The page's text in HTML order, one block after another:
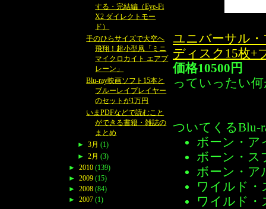
ユニバーサル
ディスク15枚+
価格10500円
っていったい
ついてくるBlu-
ボーン・ア
ボーン・ス
ボーン・ア
ワイルド・
ワイルド・
する・完結編（Eye-Fi
X2 ダイレクトモー
ド）
手のひらサイズで大空へ
飛翔！超小型凧「ミニ
マイクロカイト エアプ
レーン」
Blu-ray映画ソフト15本と
ブルーレイプレイヤー
のセットが1万円
いまPDFなどで読むこと
ができる書籍・雑誌の
まとめ
► 3月 (1)
► 2月 (3)
► 2010 (139)
► 2009 (15)
► 2008 (84)
► 2007 (1)